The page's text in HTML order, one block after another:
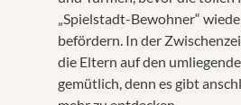
„Spielstadt-Bewohner“
befördern. In der
die Eltern auf den
gemütlich, denn es gibt